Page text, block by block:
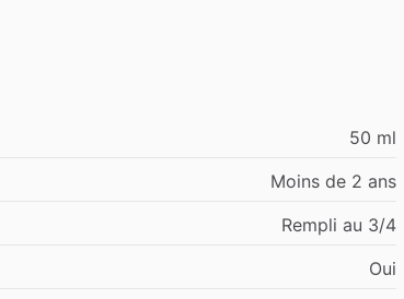
50 ml
Moins de 2 ans
Rempli au 3/4
Oui